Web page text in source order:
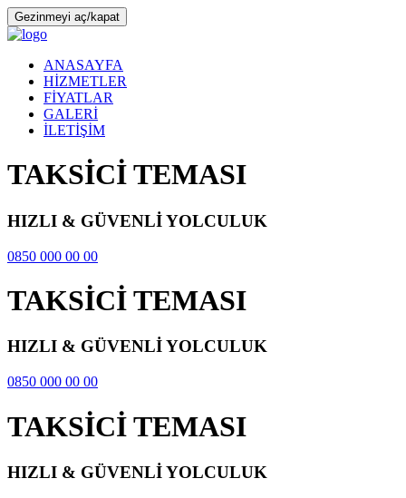
Gezinmeyi aç/kapat
ANASAYFA
HİZMETLER
FİYATLAR
GALERİ
İLETİŞİM
TAKSİCİ TEMASI
HIZLI & GÜVENLİ YOLCULUK
0850 000 00 00
TAKSİCİ TEMASI
HIZLI & GÜVENLİ YOLCULUK
0850 000 00 00
TAKSİCİ TEMASI
HIZLI & GÜVENLİ YOLCULUK